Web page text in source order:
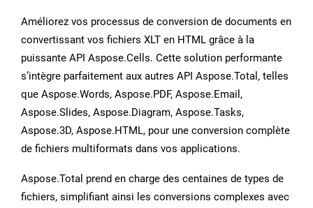
Améliorez vos processus de conversion de documents en
convertissant vos fichiers XLT en HTML grâce à la
puissante API Aspose.Cells. Cette solution performante
s’intègre parfaitement aux autres API Aspose.Total, telles
que Aspose.Words, Aspose.PDF, Aspose.Email,
Aspose.Slides, Aspose.Diagram, Aspose.Tasks,
Aspose.3D, Aspose.HTML, pour une conversion complète
de fichiers multiformats dans vos applications.
Aspose.Total prend en charge des centaines de types de
fichiers, simplifiant ainsi les conversions complexes avec